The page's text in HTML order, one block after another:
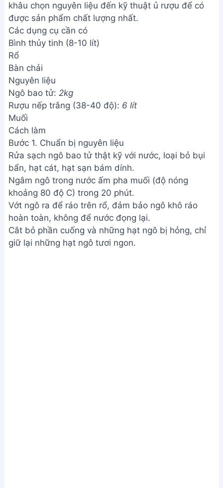
khâu chọn nguyên liệu đến kỹ thuật ủ rượu để có
được sản phẩm chất lượng nhất.
Các dụng cụ cần có
Bình thủy tinh (8-10 lít)
Rổ
Bàn chải
Nguyên liệu
Ngô bao tử: 2kg
Rượu nếp trắng (38-40 độ): 6 lít
Muối
Cách làm
Bước 1. Chuẩn bị nguyên liệu
Rửa sạch ngô bao tử thật kỹ với nước, loại bỏ bụi
bẩn, hạt cát, hạt sạn bám dính.
Ngâm ngô trong nước ấm pha muối (độ nóng
khoảng 80 độ C) trong 20 phút.
Vớt ngô ra để ráo trên rổ, đảm bảo ngô khô ráo
hoàn toàn, không để nước đọng lại.
Cắt bỏ phần cuống và những hạt ngô bị hỏng, chỉ
giữ lại những hạt ngô tươi ngon.